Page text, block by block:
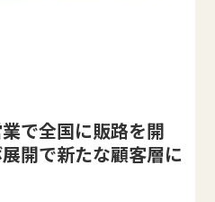
で全国に販路を開
開で新たな顧客層に